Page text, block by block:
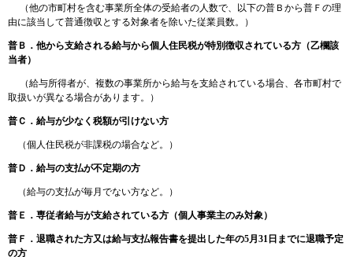
（他の市町村を含む事業所全体の受給者の人数で、以下の普Ｂから普Ｆの理
由に該当して普通徴収とする対象者を除いた従業員数。）
普Ｂ．他から支給される給与から個人住民税が特別徴収されている方（乙欄該
当者）
（給与所得者が、複数の事業所から給与を支給されている場合、各市町村で
取扱いが異なる場合があります。）
普Ｃ．給与が少なく税額が引けない方
（個人住民税が非課税の場合など。）
普Ｄ．給与の支払が不定期の方
（給与の支払が毎月でない方など。）
普Ｅ．専従者給与が支給されている方（個人事業主のみ対象）
普Ｆ．退職された方又は給与支払報告書を提出した年の5月31日までに退職予定
の方